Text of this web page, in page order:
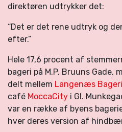
direktøren udtrykker det:
“Det er det rene udtryk og
efter.”
Hele 17,6 procent af
bageri på M.P. Bruuns Gade,
delt mellem Langenæs
café MoccaCity i Gl.
var en række af byens
hver deres version af